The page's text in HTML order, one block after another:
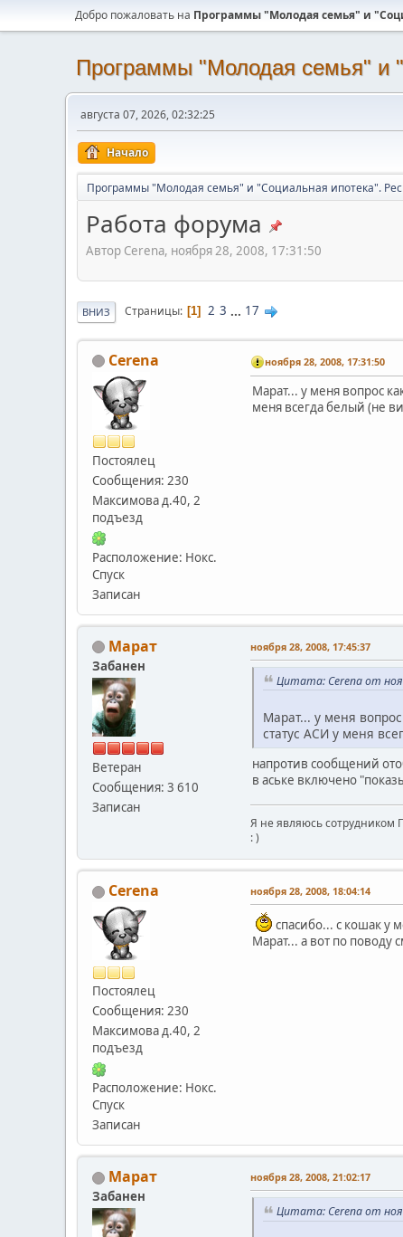
Добро пожаловать на Программы "Молодая семья" и
Программы "Молодая семья" и
августа 07, 2026, 02:32:25
Начало
Программы "Молодая семья" и "Социальная ипотека".
Работа форума
Автор Сerena, ноября 28, 2008, 17:31:50
ВНИЗ Страницы 1 2 3 ... 17
Сerena
Постоялец
Сообщения: 230
Максимова д.40, 2
подъезд
Расположение: Нокс.
Спуск
Записан
ноября 28, 2008, 17:31:50
Марат... у меня вопрос
меня всегда белый (не
Марат
Забанен
Ветеран
Сообщения: 3 610
Записан
ноября 28, 2008, 17:45:37
Цитата: Сerena от
Марат... у меня
статус АСИ у меня
напротив сообщений
в аське включено
Я не являюсь сотрудником
: )
Сerena
Постоялец
Сообщения: 230
Максимова д.40, 2
подъезд
Расположение: Нокс.
Спуск
Записан
ноября 28, 2008, 18:04:14
спасибо... с кошак у
Марат... а вот по поводу
Марат
Забанен
ноября 28, 2008, 21:02:17
Цитата: Сerena от